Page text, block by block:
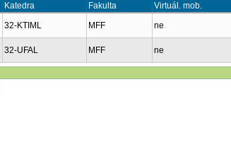
Katedra Fakulta Virtuál. mob.
32-KTIML MFF ne
32-UFAL MFF ne